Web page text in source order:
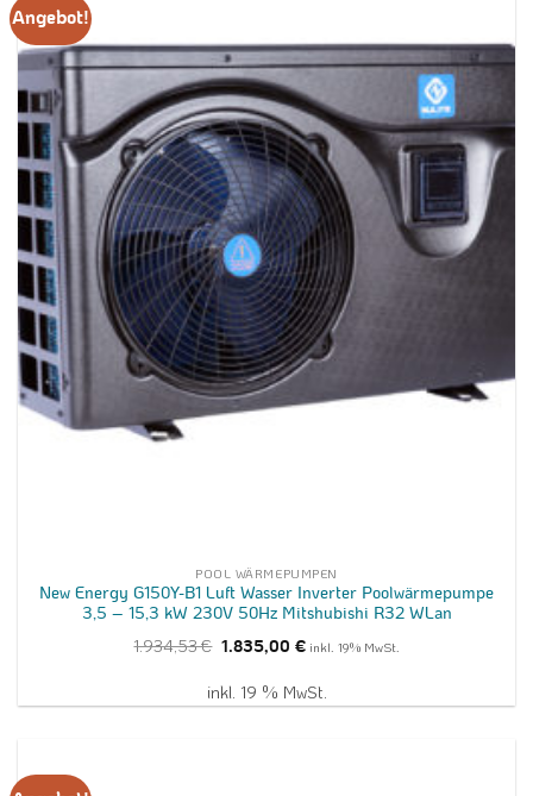
Angebot!
POOL WÄRMEPUMPEN
New Energy G150Y-B1 Luft Wasser Inverter Poolwärmepumpe
3,5 – 15,3 kW 230V 50Hz Mitshubishi R32 WLan
1.934,53€ Ursprünglicher
1.934,53 €
1.835,00 €Aktueller
1.835,00 €.
inkl. 19% MwSt.
inkl. 19 % MwSt.